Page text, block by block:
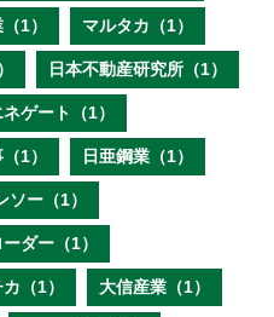
1） マルタカ（1）
日本不動産研究所（1）
ネゲート（1）
1） 日亜鋼業（1）
ソー（1）
ーダー（1）
（1） 大信産業（1）